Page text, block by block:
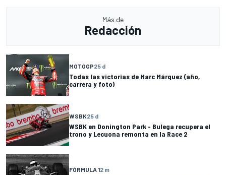
Más de
Redacción
MOTOGP25 d
Todas las victorias de Marc Márquez (año,
carrera y foto)
WSBK25 d
WSBK en Donington Park - Bulega recupera el
trono y Lecuona remonta en la Race 2
FÓRMULA 12 m